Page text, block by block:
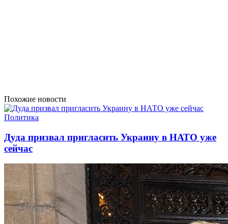
Похожие новости
Политика
Дуда призвал пригласить Украину в НАТО уже
сейчас